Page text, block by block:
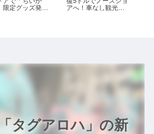
限定グッズ発
アへ！車なし観光の
タグアロハ」の新